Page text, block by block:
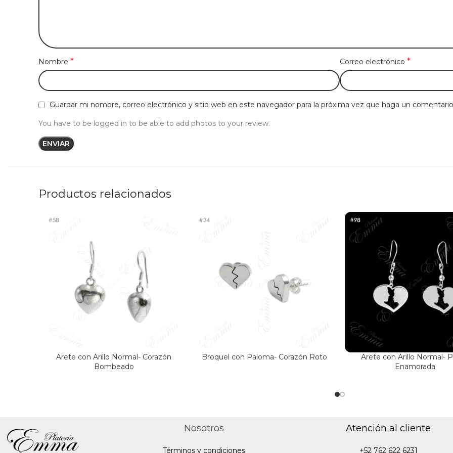
Nombre * Correo electrónico *
Guardar mi nombre, correo electrónico y sitio web en este navegador para la próxima vez que haga un
You have to be logged in to be able to add photos to your review.
Productos relacionados
Arete con Arillo Normal- Corazón
Bombeado
Broquel con Paloma- Corazón Roto
Arete con Arillo Normal-
Enamorada
Nosotros
Términos y condiciones
Atención al cliente
+52 762 622 6231